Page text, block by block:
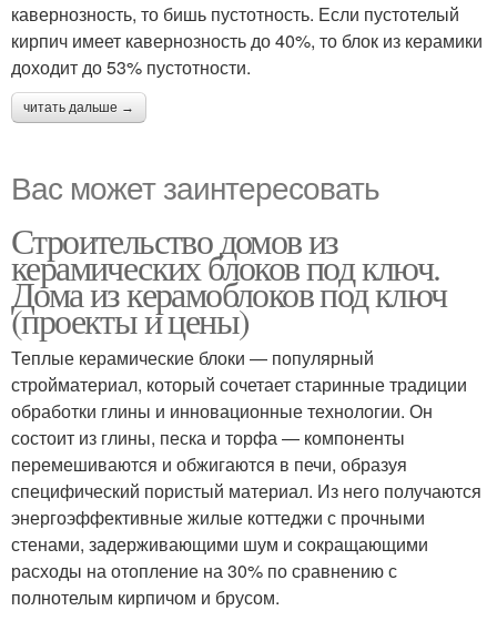
кавернозность, то бишь пустотность. Если пустотелый
кирпич имеет кавернозность до 40%, то блок из керамики
доходит до 53% пустотности.
читать дальше →
Вас может заинтересовать
Строительство домов из
керамических блоков под ключ.
Дома из керамоблоков под ключ
(проекты и цены)
Теплые керамические блоки — популярный
стройматериал, который сочетает старинные традиции
обработки глины и инновационные технологии. Он
состоит из глины, песка и торфа — компоненты
перемешиваются и обжигаются в печи, образуя
специфический пористый материал. Из него получаются
энергоэффективные жилые коттеджи с прочными
стенами, задерживающими шум и сокращающими
расходы на отопление на 30% по сравнению с
полнотелым кирпичом и брусом.